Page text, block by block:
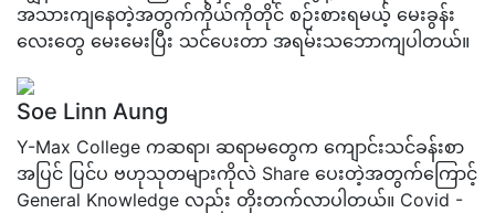
အသားကျနေတဲ့အတွက်ကိုယ်ကိုတိုင် စဉ်းစားရမယ့် မေးခွန်း
လေးတွေ မေးမေးပြီး သင်ပေးတာ အရမ်းသဘောကျပါတယ်။
Soe Linn Aung
Y-Max College ကဆရာ၊ ဆရာမတွေက ကျောင်းသင်ခန်းစာ
အပြင် ပြင်ပ ဗဟုသုတများကိုလဲ Share ပေးတဲ့အတွက်ကြောင့်
General Knowledge လည်း တိုးတက်လာပါတယ်။ Covid -